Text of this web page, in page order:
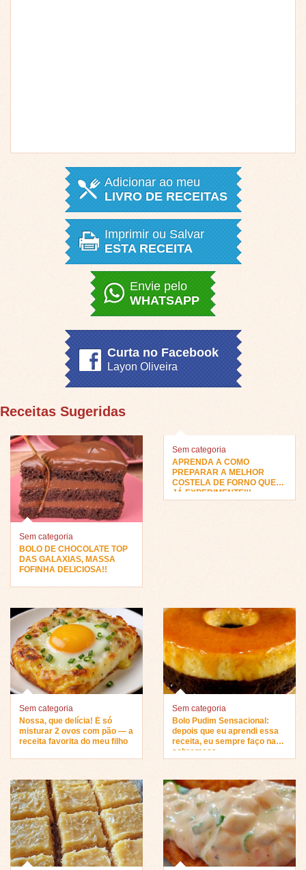
Adicionar ao meu
LIVRO DE RECEITAS
Imprimir ou Salvar
ESTA RECEITA
Envie pelo
WHATSAPP
Curta no Facebook
Layon Oliveira
Receitas Sugeridas
Sem categoria
BOLO DE CHOCOLATE TOP
DAS GALAXIAS, MASSA
FOFINHA DELICIOSA!!
Sem categoria
APRENDA A COMO
PREPARAR A MELHOR
COSTELA DE FORNO QUE
JÁ EXPERIMENTEI!!
Sem categoria
Nossa, que delícia! É só
misturar 2 ovos com pão — a
receita favorita do meu filho
Sem categoria
Bolo Pudim Sensacional:
depois que eu aprendi essa
receita, eu sempre faço na
sobremesa…